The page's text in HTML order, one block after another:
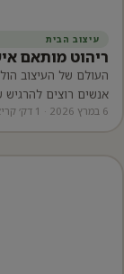
עיצוב הבית
ריהוט מותאם
העולם של העיצוב
אנשים רוצים
6 במרץ 2026 · 1 דק׳ קריאה